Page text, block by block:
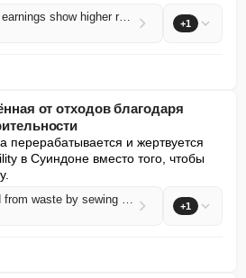
SpaceX's first-ever earnings show higher revenues and huge spending +1
от отходов благодаря
перерабатывается и жертвуется
в Суиндоне вместо того, чтобы
New clothing saved from waste by sewing charity +1